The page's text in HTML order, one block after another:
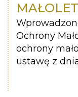
Ochrony
ochrony
ustawę z